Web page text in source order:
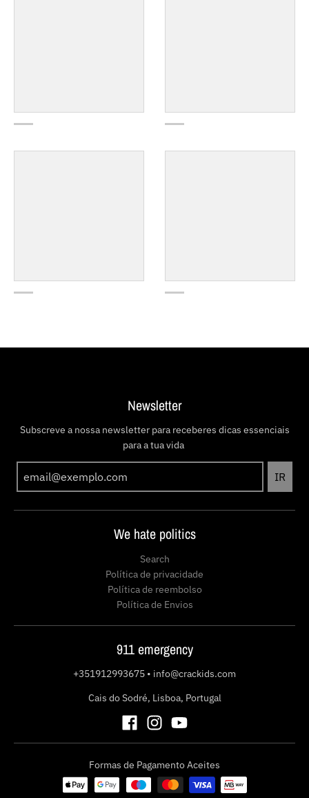
Newsletter
Subscreve a nossa newsletter para receberes dicas essenciais
para a tua vida
IR
We hate politics
Search
Política de privacidade
Política de reembolso
Política de Envios
911 emergency
+351912993675 • info@crackids.com
Cais do Sodré, Lisboa, Portugal
Formas de Pagamento Aceites